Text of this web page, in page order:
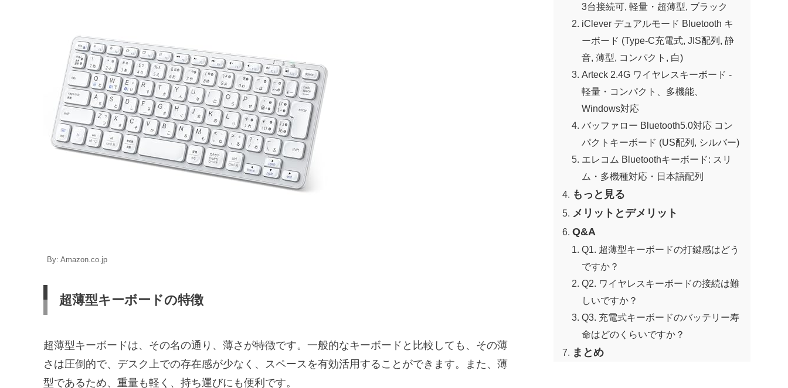
By: Amazon.co.jp
超薄型キーボードの特徴
超薄型キーボードは、その名の通り、薄さが特徴です。一般的なキーボードと比較しても、その薄
さは圧倒的で、デスク上での存在感が少なく、スペースを有効活用することができます。また、薄
型であるため、重量も軽く、持ち運びにも便利です。
3台接続可, 軽量・超薄型, ブラック
iClever デュアルモード Bluetooth キ
ーボード (Type-C充電式, JIS配列, 静
音, 薄型, コンパクト, 白)
Arteck 2.4G ワイヤレスキーボード -
軽量・コンパクト、多機能、
Windows対応
バッファロー Bluetooth5.0対応 コン
パクトキーボード (US配列, シルバー)
エレコム Bluetoothキーボード: スリ
ム・多機種対応・日本語配列
もっと見る
メリットとデメリット
Q&A
Q1. 超薄型キーボードの打鍵感はどう
ですか？
Q2. ワイヤレスキーボードの接続は難
しいですか？
Q3. 充電式キーボードのバッテリー寿
命はどのくらいですか？
まとめ